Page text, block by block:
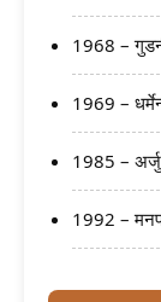
1968 –
1969 –
1985 –
1992 –